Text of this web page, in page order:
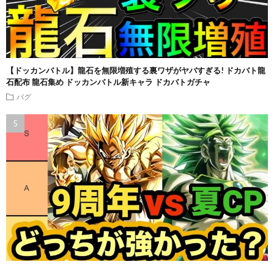
【ドッカンバトル】龍石を無限増殖する裏ワザがヤバすぎる! ドカバト龍
石配布 龍石集め ドッカンバトル新キャラ ドカバトガチャ
バグ